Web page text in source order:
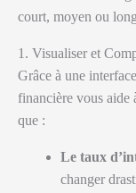
court, moyen ou
1. Visualiser et
Grâce à une
financière vous aide
que :
Le taux
changer